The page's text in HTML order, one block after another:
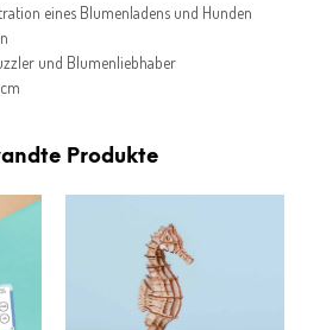
eines Blumenladens und Hunden
und Blumenliebhaber
Produkte